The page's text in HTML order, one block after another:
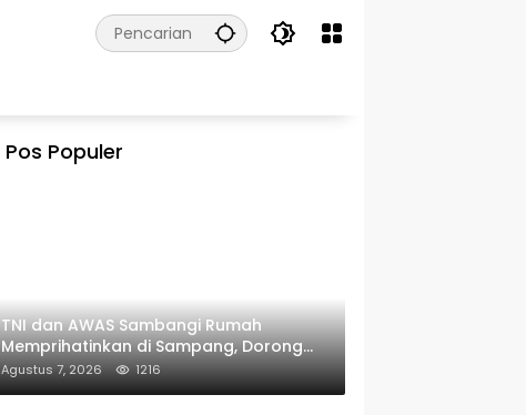
Pos Populer
TNI dan AWAS Sambangi Rumah
Memprihatinkan di Sampang, Dorong
Pemerintah Beri Bantuan RTLH
Agustus 7, 2026 1216